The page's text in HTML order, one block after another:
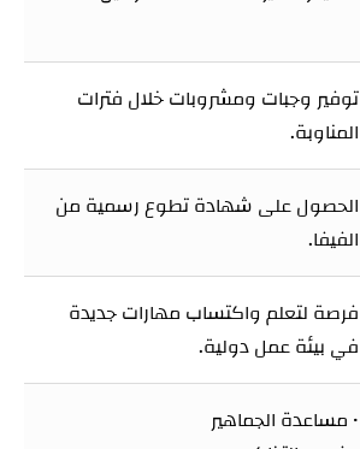
توفير وجبات ومشروبات خلال فترات
المناوبة.
الحصول على شهادة تطوع رسمية من
الفيفا.
فرصة لتعلم واكتساب مهارات جديدة
في بيئة عمل دولية.
• مساعدة الجماهير